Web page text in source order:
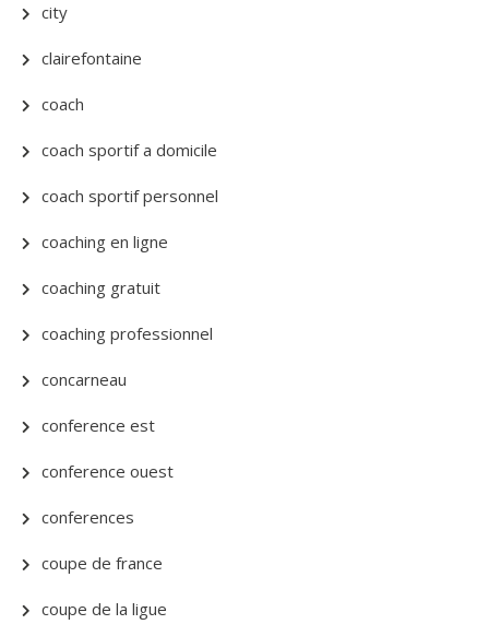
city
clairefontaine
coach
coach sportif a domicile
coach sportif personnel
coaching en ligne
coaching gratuit
coaching professionnel
concarneau
conference est
conference ouest
conferences
coupe de france
coupe de la ligue